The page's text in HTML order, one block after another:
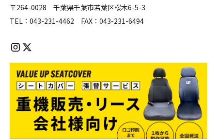
〒264-0028 千葉県千葉市若葉区桜木6-5-3
TEL： 043-231-4462 FAX： 043-231-6494